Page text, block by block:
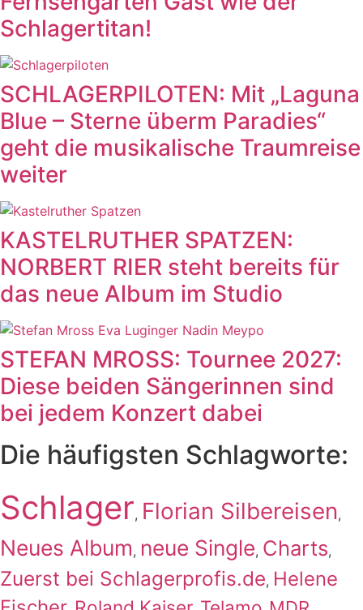
Schlagertitan!
SCHLAGERPILOTEN: Mit „Laguna
Blue – Sterne überm Paradies“
geht die musikalische Traumreise
weiter
KASTELRUTHER SPATZEN:
NORBERT RIER steht bereits für
das neue Album im Studio
STEFAN MROSS: Tournee 2027:
Diese beiden Sängerinnen sind
bei jedem Konzert dabei
Die häufigsten Schlagworte:
Schlager, Florian Silbereisen,
Neues Album, neue Single, Charts,
Zuerst bei Schlagerprofis.de, Helene